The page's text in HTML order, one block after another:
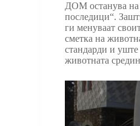
ДОМ останува на
последици“.
ги менуваат
сметка на
стандарди и
животната